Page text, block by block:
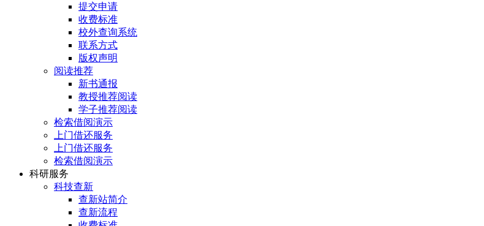
提交申请
收费标准
校外查询系统
联系方式
版权声明
阅读推荐
新书通报
教授推荐阅读
学子推荐阅读
检索借阅演示
上门借还服务
上门借还服务
检索借阅演示
科研服务
科技查新
查新站简介
查新流程